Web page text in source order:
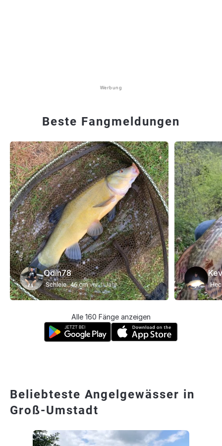
Werbung
Beste Fangmeldungen
Odin78
Schleie 46 cm vor 1 Jahr
Alle 160 Fänge anzeigen
Beliebteste Angelgewässer in
Groß-Umstadt